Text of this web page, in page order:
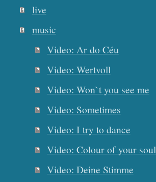
live
music
Video: Ar do Céu
Video: Wertvoll
Video: Won`t you see me
Video: Sometimes
Video: I try to dance
Video: Colour of your soul
Video: Deine Stimme